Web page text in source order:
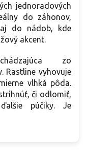
jednoradových
do záhonov,
aj do nádob, kde
akcent.
zo
Rastline vyhovuje
vlhká pôda.
či odlomiť,
púčiky. Je